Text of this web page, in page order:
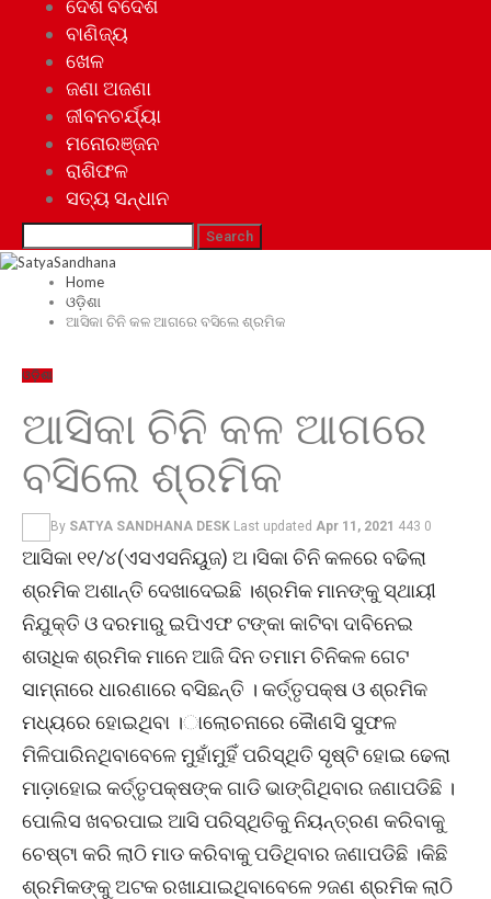
ଦେଶ ବିଦେଶ
ବାଣିଜ୍ୟ
ଖେଳ
ଜଣା ଅଜଣା
ଜୀବନଚର୍ଯ୍ୟା
ମନୋରଞ୍ଜନ
ରାଶିଫଳ
ସତ୍ୟ ସନ୍ଧାନ
Home
ଓଡ଼ିଶା
ଆସିକା ଚିନି କଳ ଆଗରେ ବସିଲେ ଶ୍ରମିକ
ଓଡ଼ିଶା
ଆସିକା ଚିନି କଳ ଆଗରେ
ବସିଲେ ଶ୍ରମିକ
By SATYA SANDHANA DESK Last updated Apr 11, 2021 443 0
ଆସିକା ୧୧/୪(ଏସଏସନିୟୁଜ) ଅ।ସିକା ଚିନି କଳରେ ବଢିଲା
ଶ୍ରମିକ ଅଶାନ୍ତି ଦେଖାଦେଇଛି ।ଶ୍ରମିକ ମାନଙ୍କୁ ସ୍ଥାୟୀ
ନିଯୁକ୍ତି ଓ ଦରମାରୁ ଇପିଏଫ ଟଙ୍କା କାଟିବା ଦାବିନେଇ
ଶତାଧିକ ଶ୍ରମିକ ମାନେ ଆଜି ଦିନ ତମାମ ଚିନିକଳ ଗେଟ
ସାମ୍ନାରେ ଧାରଣାରେ ବସିଛନ୍ତି । କର୍ତ୍ତୃପକ୍ଷ ଓ ଶ୍ରମିକ
ମଧ୍ୟରେ ହୋଇଥିବା ।ାଲୋଚନାରେ କୈାଣସି ସୁଫଳ
ମିଳିପାରିନଥିବାବେଳେ ମୁହାଁମୁହିଁ ପରିସ୍ଥିତି ସୃଷ୍ଟି ହୋଇ ଢେଲା
ମାଡ଼ାହୋଇ କର୍ତ୍ତୃପକ୍ଷଙ୍କ ଗାଡି ଭାଙ୍ଗିଥିବାର ଜଣାପଡିଛି ।
ପୋଲିସ ଖବରପାଇ ଆସି ପରିସ୍ଥିତିକୁ ନିୟନ୍ତ୍ରଣ କରିବାକୁ
ଚେଷ୍ଟା କରି ଲାଠି ମାଡ କରିବାକୁ ପଡିଥିବାର ଜଣାପଡିଛି ।କିଛି
ଶ୍ରମିକଙ୍କୁ ଅଟକ ରଖାଯାଇଥିବାବେଳେ ୨ଜଣ ଶ୍ରମିକ ଲାଠି